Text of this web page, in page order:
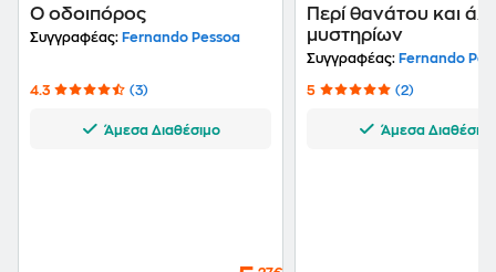
Ο οδοιπόρος
Συγγραφέας: Fernando Pessoa
4.3 (3)
Άμεσα Διαθέσιμο
Περί θανάτου και
μυστηρίων
Συγγραφέας: Fernando
5 (2)
Άμεσα Διαθέσιμο